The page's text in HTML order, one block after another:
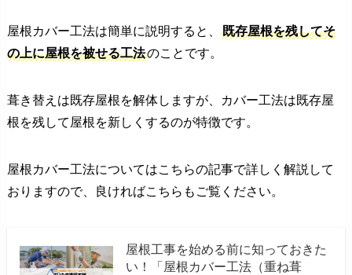
屋根カバー工法は簡単に説明すると、
既存屋根を残してそ
の上に屋根を被せる工法のことです。
葺き替えは既存屋根を解体しますが、カバー工法は既存屋
根を残して屋根を新しくするのが特徴です。
屋根カバー工法についてはこちらの記事で詳しく解説して
おりますので、良ければこちらもご覧ください。
屋根工事を始める前に知っておきた
い！「屋根カバー工法（重ね葺